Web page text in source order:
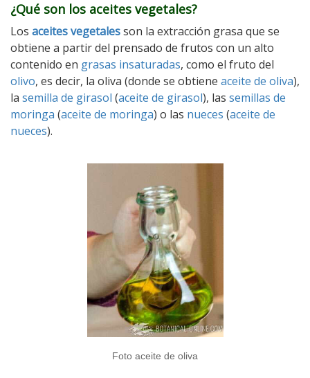
¿Qué son los aceites vegetales?
Los aceites vegetalesson la extracción grasa que se
obtiene a partir del prensado de frutos con un alto
contenido en grasas insaturadas, como el fruto del
olivo, es decir, la oliva (donde se obtiene aceite de oliva),
la semilla de girasol (aceite de girasol), las semillas de
moringa (aceite de moringa) o las nueces (aceite de
nueces).
Foto aceite de oliva